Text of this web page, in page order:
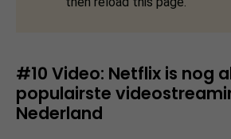
#10 Video: Netflix is nog
populairste
Nederland